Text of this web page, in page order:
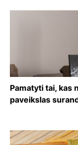
Pamatyti tai, kas
paveikslas